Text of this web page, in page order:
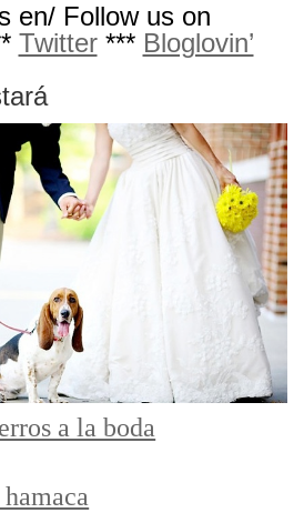
en/ Follow us on
Twitter*** Bloglovin’
a la boda